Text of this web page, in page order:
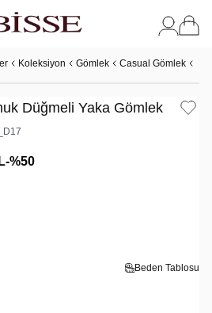
Koleksiyon Gömlek Casual Gömlek
Düğmeli Yaka Gömlek
-%50
Beden Tablosu